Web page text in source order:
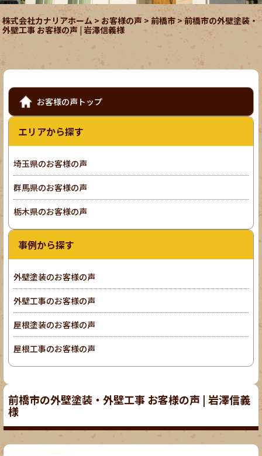
株式会社カナリアホーム >お客様の声 >前橋市>前橋市の外壁塗装・
外壁工事 お客様の声 | 岩澤信義様
前橋市の外壁塗装・外壁工事 お客様の声 | 岩澤信義
様
お客様の声トップ
エリアから探す
埼玉県のお客様の声
群馬県のお客様の声
栃木県のお客様の声
事例から探す
外壁塗装のお客様の声
外壁工事のお客様の声
屋根塗装のお客様の声
屋根工事のお客様の声